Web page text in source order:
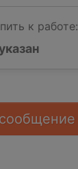
к работе: